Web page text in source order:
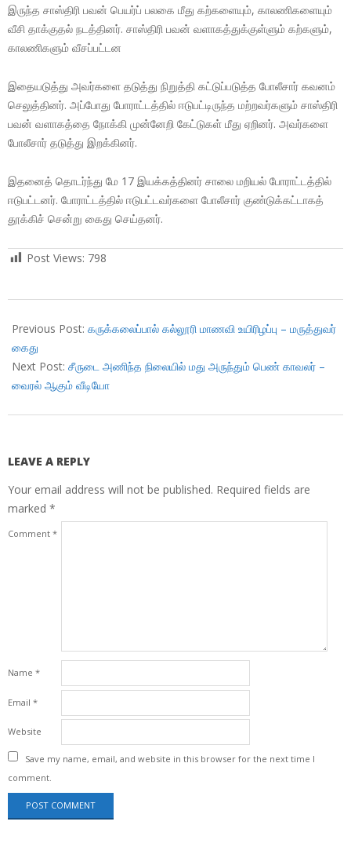
இருந்த சாஸ்திரி பவன் பெயர்ப் பலகை மீது கற்களையும், காலணிகளையும்
வீசி தாக்குதல் நடத்தினர். சாஸ்திரி பவன் வளாகத்துக்குள்ளும் கற்களும்,
காலணிகளும் வீசப்பட்டன
இதையடுத்து அவர்களை தடுத்து நிறுத்தி கட்டுப்படுத்த போலீசார் கவனம்
செலுத்தினர். அப்போது போராட்டத்தில் ஈடுபட்டிருந்த மற்றவர்களும் சாஸ்திரி
பவன் வளாகத்தை நோக்கி முன்னேறி கேட்டுகள் மீது ஏறினர். அவர்களை
போலீசார் தடுத்து இறக்கினர்.
இதனைத் தொடர்ந்து மே 17 இயக்கத்தினர் சாலை மறியல் போராட்டத்தில்
ஈடுபட்டனர். போராட்டத்தில் ஈடுபட்டவர்களை போலீசார் குண்டுக்கட்டாகத்
தூக்கிச் சென்று கைது செய்தனர்.
Post Views: 798
04-
02
Previous Post: கருக்கலைப்பால் கல்லூரி மாணவி உயிரிழப்பு – மருத்துவர்
கைது
Next Post: சீருடை அணிந்த நிலையில் மது அருந்தும் பெண் காவலர் –
வைரல் ஆகும் வீடியோ
LEAVE A REPLY
Your email address will not be published. Required fields are
marked *
Comment *
Name *
Email *
Website
Save my name, email, and website in this browser for the next time I
comment.